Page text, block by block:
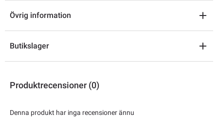
Övrig information
Butikslager
Produktrecensioner (0)
Denna produkt har inga recensioner ännu